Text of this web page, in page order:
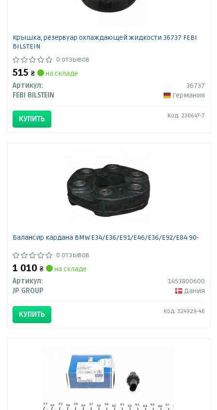
Крышка, резервуар охлаждающей жидкости 36737 FEBI
BILSTEIN
0 отзывов
515 ₴
на складе
Артикул:
36737
FEBI BILSTEIN
Германия
КУПИТЬ Код: 230647-7
Балансир кардана BMW E34/E36/E91/E46/E36/E92/E84 90-
0 отзывов
1 010 ₴
на складе
Артикул:
1453800600
JP GROUP
Дания
КУПИТЬ Код: 324929-46